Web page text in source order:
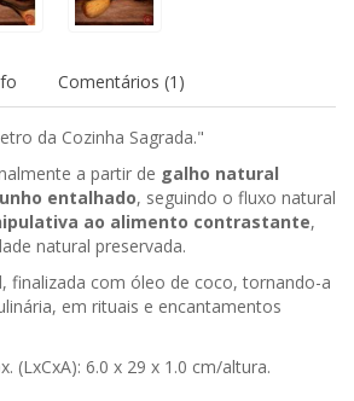
Comentários (1)
da Cozinha Sagrada."
a partir de galho natural
entalhado, seguindo o fluxo natural
ao alimento contrastante,
natural preservada.
finalizada com óleo de coco, tornando-a
em rituais e encantamentos
(LxCxA): 6.0 x 29 x 1.0 cm/altura.